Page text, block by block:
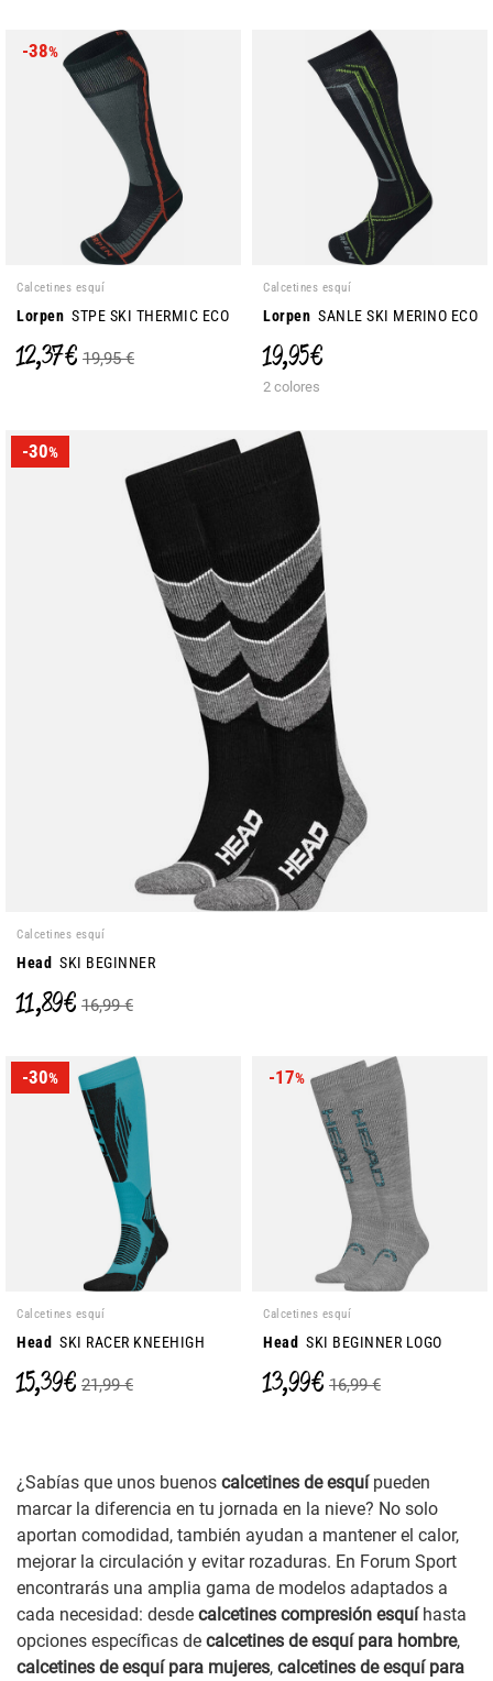
-38%
Calcetines esquí
Lorpen STPE SKI THERMIC ECO
12,37 € 19,95 €
Calcetines esquí
Lorpen SANLE SKI MERINO ECO
19,95 €
2 colores
-30%
Calcetines esquí
Head SKI BEGINNER
11,89 € 16,99 €
-30%
Calcetines esquí
Head SKI RACER KNEEHIGH
15,39 € 21,99 €
-17%
Calcetines esquí
Head SKI BEGINNER LOGO
13,99 € 16,99 €
¿Sabías que unos buenos calcetines de esquípueden
marcar la diferencia en tu jornada en la nieve? No solo
aportan comodidad, también ayudan a mantener el calor,
mejorar la circulación y evitar rozaduras. En Forum Sport
encontrarás una amplia gama de modelos adaptados a
cada necesidad: desde calcetines compresión esquíhasta
opciones específicas de calcetines de esquí para hombre,
calcetines de esquí para mujeres, calcetines de esquí para